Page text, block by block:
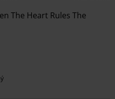
The Heart Rules The